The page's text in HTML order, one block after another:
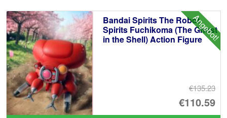
Angebot!
Bandai Spirits The Robot
Spirits Fuchikoma (The Ghost
in the Shell) Action Figure
€135.23
€110.59